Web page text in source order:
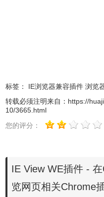
3、插件安装后会出现在 浏
标签： IE浏览器兼容插件 浏览
转载必须注明来自： https://
10/3665.html
您的评分：
IE View WE插件 -
览网页相关Chrome